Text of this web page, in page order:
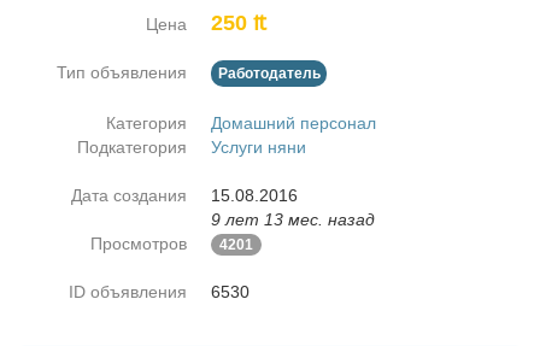
Цена 250 ₶
Тип объявления Работодатель
Категория
Домашний персонал
Подкатегория
Услуги няни
Дата создания
15.08.2016
9 лет 13 мес. назад
Просмотров
4201
ID объявления 6530